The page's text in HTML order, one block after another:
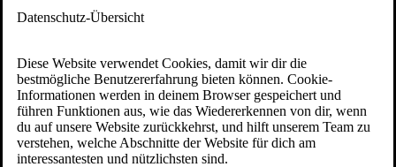
Datenschutz-Übersicht
Diese Website verwendet Cookies, damit wir dir die
bestmögliche Benutzererfahrung bieten können. Cookie-
Informationen werden in deinem Browser gespeichert und
führen Funktionen aus, wie das Wiedererkennen von dir, wenn
du auf unsere Website zurückkehrst, und hilft unserem Team zu
verstehen, welche Abschnitte der Website für dich am
interessantesten und nützlichsten sind.